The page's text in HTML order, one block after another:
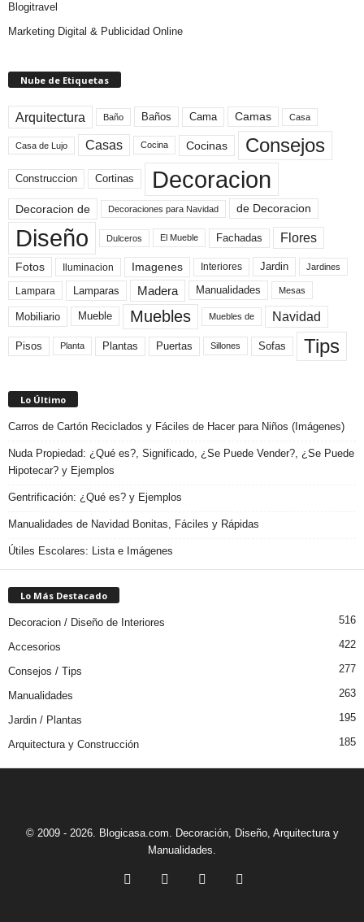
Blogitravel
Marketing Digital & Publicidad Online
Nube de Etiquetas
Arquitectura Baño Baños Cama Camas Casa
Casa de Lujo Casas Cocina Cocinas Consejos
Construccion Cortinas Decoracion
Decoracion de Decoraciones para Navidad de Decoracion
Diseño Dulceros El Mueble Fachadas Flores
Fotos Iluminacion Imagenes Interiores Jardin Jardines
Lampara Lamparas Madera Manualidades Mesas
Mobiliario Mueble Muebles Muebles de Navidad
Pisos Planta Plantas Puertas Sillones Sofas Tips
Lo Último
Carros de Cartón Reciclados y Fáciles de Hacer para Niños (Imágenes)
Nuda Propiedad: ¿Qué es?, Significado, ¿Se Puede Vender?, ¿Se Puede
Hipotecar? y Ejemplos
Gentrificación: ¿Qué es? y Ejemplos
Manualidades de Navidad Bonitas, Fáciles y Rápidas
Útiles Escolares: Lista e Imágenes
Lo Más Destacado
Decoracion / Diseño de Interiores 516
Accesorios 422
Consejos / Tips 277
Manualidades 263
Jardin / Plantas 195
Arquitectura y Construcción 185
© 2009 - 2026. Blogicasa.com. Decoración, Diseño, Arquitectura y
Manualidades.